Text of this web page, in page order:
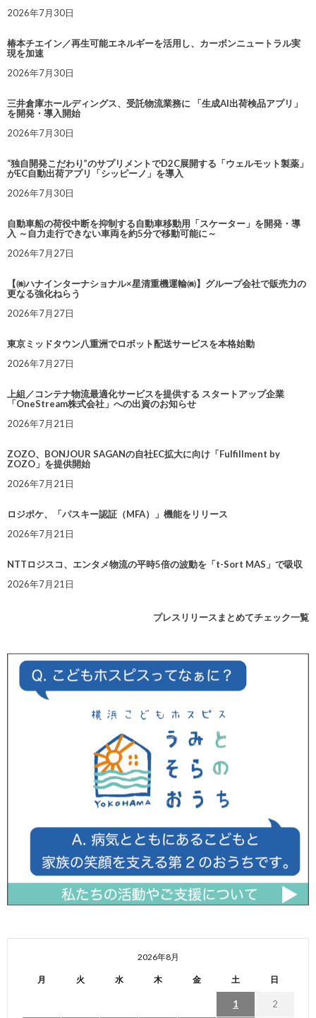
2026年7月30日
椿本チエイン／再生可能エネルギーを活用し、カーボンニュートラル実
現を加速
2026年7月30日
三井倉庫ホールディングス、受託物流業務に 「生成AI出荷検品アプリ」
を開発・導入開始
2026年7月30日
“独自開発こだわり”のサプリメントでD2C展開する「ウェルモット製薬」
がEC自動出荷アプリ「シッピーノ」を導入
2026年7月30日
自動車船の荷役中断を抑制する自動車移動用「スケーター」を開発・導
入 ～自力走行できない車両を約5分で移動可能に～
2026年7月27日
【㈱ハナインターナショナル×星清重機運輸㈱】グループ会社で販売力の
更なる強化ねらう
2026年7月27日
東京ミッドタウン八重洲でロボット配送サービスを本格始動
2026年7月27日
上組／コンテナ物流最適化サービスを提供する スタートアップ企業
「OneStream株式会社」への出資のお知らせ
2026年7月21日
ZOZO、BONJOUR SAGANの自社EC拡大に向け「Fulfillment by
ZOZO」を提供開始
2026年7月21日
ロジポケ、「パスキー認証（MFA）」機能をリリース
2026年7月21日
NTTロジスコ、エンタメ物流の平時5倍の波動を「t-Sort MAS」で吸収
2026年7月21日
プレスリリースまとめてチェック一覧
2026年8月
月 火 水 木 金 土 日
1 2